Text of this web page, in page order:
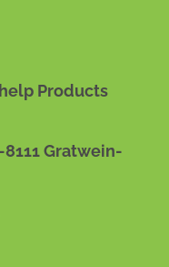
KÖNNEN
AUF
PRODUKTSEITE
GEWÄHLT
Products
8111 Gratwein-